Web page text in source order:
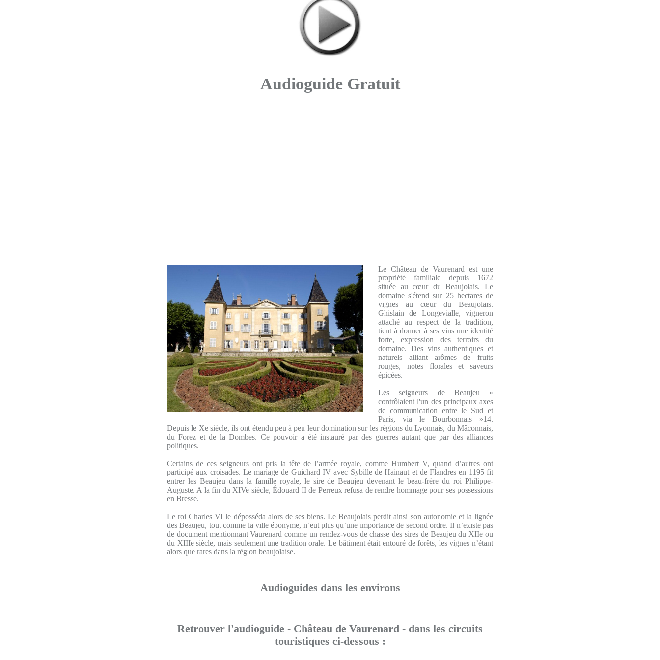
Audioguide Gratuit
Le Château de Vaurenard est une
propriété familiale depuis 1672
située au cœur du Beaujolais. Le
domaine s'étend sur 25 hectares de
vignes au cœur du Beaujolais.
Ghislain de Longevialle, vigneron
attaché au respect de la tradition,
tient à donner à ses vins une identité
forte, expression des terroirs du
domaine. Des vins authentiques et
naturels alliant arômes de fruits
rouges, notes florales et saveurs
épicées.
Les seigneurs de Beaujeu «
contrôlaient l'un des principaux axes
de communication entre le Sud et
Paris, via le Bourbonnais »14.
Depuis le Xe siècle, ils ont étendu peu à peu leur domination sur les régions du Lyonnais, du Mâconnais,
du Forez et de la Dombes. Ce pouvoir a été instauré par des guerres autant que par des alliances
politiques.
Certains de ces seigneurs ont pris la tête de l’armée royale, comme Humbert V, quand d’autres ont
participé aux croisades. Le mariage de Guichard IV avec Sybille de Hainaut et de Flandres en 1195 fit
entrer les Beaujeu dans la famille royale, le sire de Beaujeu devenant le beau-frère du roi Philippe-
Auguste. A la fin du XIVe siècle, Édouard II de Perreux refusa de rendre hommage pour ses possessions
en Bresse.
Le roi Charles VI le déposséda alors de ses biens. Le Beaujolais perdit ainsi son autonomie et la lignée
des Beaujeu, tout comme la ville éponyme, n’eut plus qu’une importance de second ordre. Il n’existe pas
de document mentionnant Vaurenard comme un rendez-vous de chasse des sires de Beaujeu du XIIe ou
du XIIIe siècle, mais seulement une tradition orale. Le bâtiment était entouré de forêts, les vignes n’étant
alors que rares dans la région beaujolaise.
Audioguides dans les environs
Retrouver l'audioguide - Château de Vaurenard - dans les circuits
touristiques ci-dessous :